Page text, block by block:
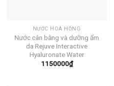
NƯỚC HOA HỒNG
Nước cân bằng và dưỡng ẩm
da Rejuve Interactive
Hyaluronate Water
1150000₫